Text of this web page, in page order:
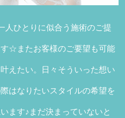
人ひとりに似合う施術のご提
☆またお客様のご要望も可能
えたい。日々そういった想い
はなりたいスタイルの希望を
ます♪まだ決まっていないと